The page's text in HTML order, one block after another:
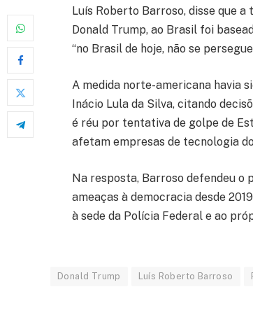
Luís Roberto Barroso, disse que
Donald Trump, ao Brasil foi
“no Brasil de hoje, não se
A medida norte-americana havia
Inácio Lula da Silva, citando
é réu por tentativa de golpe de
afetam empresas de tecnologia
Na resposta, Barroso defendeu o
ameaças à democracia desde
à sede da Polícia Federal e ao
Donald Trump Luís Roberto Barroso